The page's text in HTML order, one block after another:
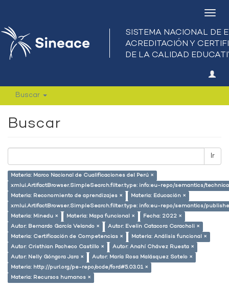
Buscar
Buscar
Ir
Materia: Marco Nacional de Cualificaciones del Perú ×
xmlui.ArtifactBrowser.SimpleSearch.filter.type: info:eu-repo/semantics/
Materia: Reconomiento de aprendizajes ×
Materia: Educación ×
xmlui.ArtifactBrowser.SimpleSearch.filter.type: info:eu-repo/semantics/
Materia: Minedu ×
Materia: Mapa funcional ×
Fecha: 2022 ×
Autor: Bernardo García Velando ×
Autor: Evelin Catacora Caracholi ×
Materia: Certificación de Competencias ×
Materia: Análisis funcional ×
Autor: Cristhian Pacheco Castillo ×
Autor: Anahí Chávez Ruesta ×
Autor: Nelly Góngora Jara ×
Autor: María Rosa Malásquez Sotelo ×
Materia: http://purl.org/pe-repo/ocde/ford#5.03.01 ×
Materia: Recursos humanos ×